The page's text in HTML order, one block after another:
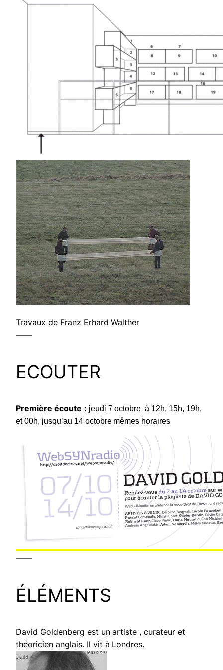
Travaux de Franz Erhard Walther
——
ECOUTER
Première écoute : jeudi 7 octobre à 12h, 15h, 19h,
et 00h, jusqu’au 14 octobre mêmes horaires
——
ÉLÉMENTS
David Goldenberg est un artiste , curateur et
théoricien anglais. Il vit à Londres.